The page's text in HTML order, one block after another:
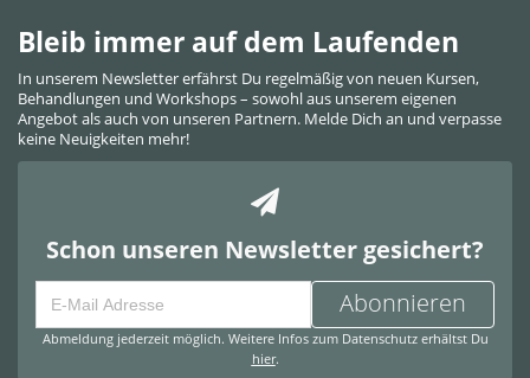
Bleib immer auf dem Laufenden
In unserem Newsletter erfährst Du regelmäßig von neuen Kursen,
Behandlungen und Workshops – sowohl aus unserem eigenen
Angebot als auch von unseren Partnern. Melde Dich an und verpasse
keine Neuigkeiten mehr!
Schon unseren Newsletter gesichert?
Abonnieren
Abmeldung jederzeit möglich. Weitere Infos zum Datenschutz erhältst Du
hier.